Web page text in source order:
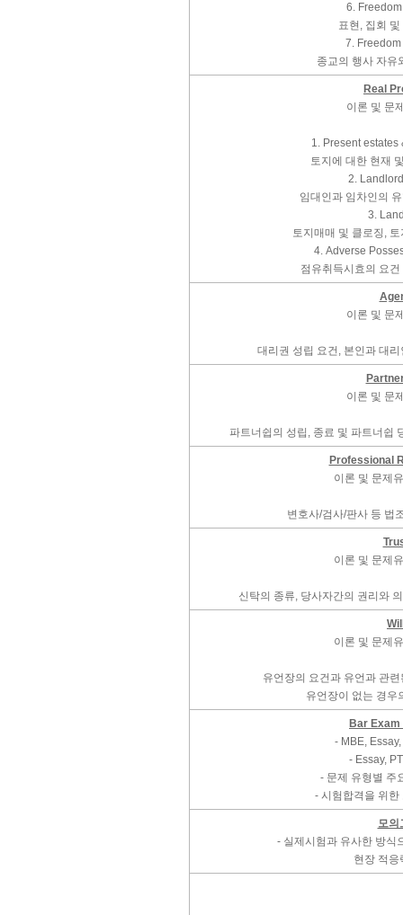
6.
표현, 집회
7.
종교의 행사 자유
Real
이론 및 문
1. Present estates
토지에 대한 현재
2.
임대인과 임차인의
3.
토지매매 및 클로징,
4. Adverse
점유취득시효의 요
이론 및 문
대리권 성립 요건, 본인과 대
이론 및 문
파트너쉽의 성립, 종료 및 파트너쉽
Professional
이론 및 문제
변호사/검사/판사 등 법
이론 및 문제
신탁의 종류, 당사자간의 권리와
이론 및 문제
유언장의 요건과 유언과 관
유언장이 없는 경우
Bar Exam
- MBE,
- Essay,
- 문제 유형별 주
- 시험합격을 위한
모의
- 실제시험과 유사한 방식
현장 적응